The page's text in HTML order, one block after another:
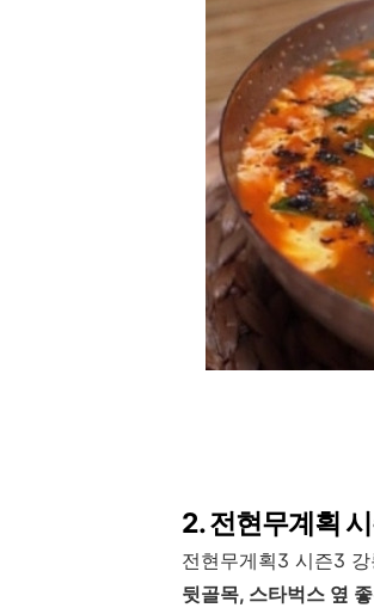
2. 전현무계획
전현무게획3 시즌3
뒷골목, 스타벅스 옆